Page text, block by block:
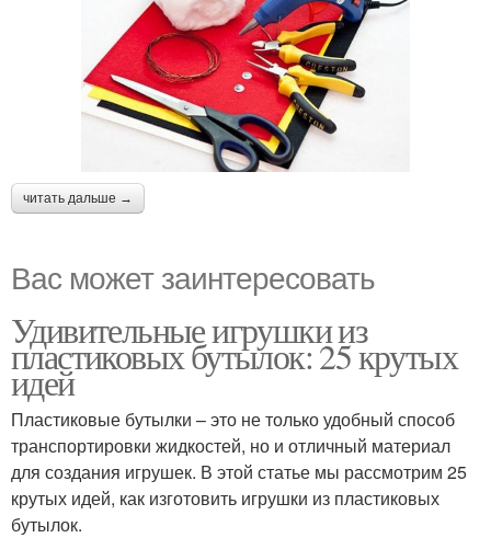
читать дальше →
Вас может заинтересовать
Удивительные игрушки из
пластиковых бутылок: 25 крутых
идей
Пластиковые бутылки – это не только удобный способ
транспортировки жидкостей, но и отличный материал
для создания игрушек. В этой статье мы рассмотрим 25
крутых идей, как изготовить игрушки из пластиковых
бутылок.